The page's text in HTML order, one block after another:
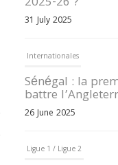
31 July 2025
Internationales
Sénégal : la
battre
26 June 2025
Ligue 1 / Ligue 2